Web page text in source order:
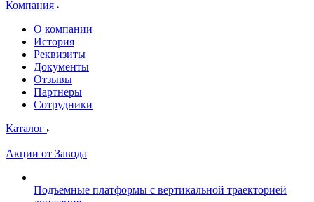
Компания
О компании
История
Реквизиты
Документы
Отзывы
Партнеры
Сотрудники
Каталог
Акции от Завода
Подъемные платформы с вертикальной траекторией